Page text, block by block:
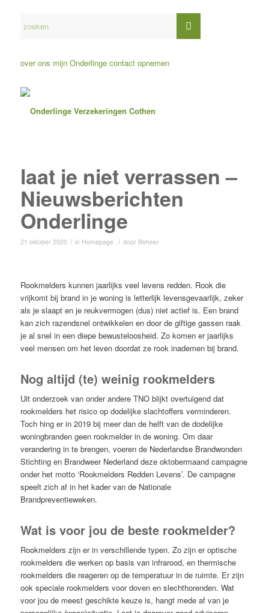
over ons mijn Onderlinge contact opnemen
laat je niet verrassen –
Nieuwsberichten
Onderlinge
21 oktober 2020 / in Homepage / door Beheer
Rookmelders kunnen jaarlijks veel levens redden. Rook die
vrijkomt bij brand in je woning is letterlijk levensgevaarlijk, zeker
als je slaapt en je reukvermogen (dus) niet actief is. Een brand
kan zich razendsnel ontwikkelen en door de giftige gassen raak
je al snel in een diepe bewusteloosheid. Zo komen er jaarlijks
veel mensen om het leven doordat ze rook inademen bij brand.
Nog altijd (te) weinig rookmelders
Uit onderzoek van onder andere TNO blijkt overtuigend dat
rookmelders het risico op dodelijke slachtoffers verminderen.
Toch hing er in 2019 bij meer dan de helft van de dodelijke
woningbranden geen rookmelder in de woning. Om daar
verandering in te brengen, voeren de Nederlandse Brandwonden
Stichting en Brandweer Nederland deze oktobermaand campagne
onder het motto ‘Rookmelders Redden Levens’. De campagne
speelt zich af in het kader van de Nationale
Brandpreventieweken.
Wat is voor jou de beste rookmelder?
Rookmelders zijn er in verschillende typen. Zo zijn er optische
rookmelders die werken op basis van infrarood, en thermische
rookmelders die reageren op de temperatuur in de ruimte. Er zijn
ook speciale rookmelders voor doven en slechthorenden. Wat
voor jou de meest geschikte keuze is, hangt mede af van je